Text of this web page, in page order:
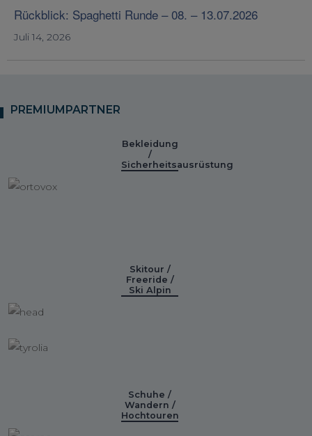
Rückblick: Spaghetti Runde – 08. – 13.07.2026
Juli 14, 2026
PREMIUMPARTNER
Bekleidung
/
Sicherheitsausrüstung
Skitour /
Freeride /
Ski Alpin
Schuhe /
Wandern /
Hochtouren